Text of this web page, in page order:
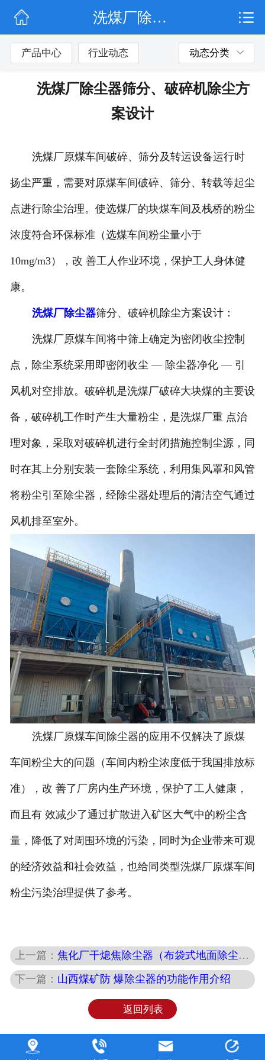
公司简介
洗煤厂除尘器筛分、破碎机除尘方案设计
产品中心 行业动态 动态分类
洗煤厂除尘器筛分、破碎机除尘方
案设计
洗煤厂原煤车间破碎、筛分及转运设备运行时
扬尘严重，需要对原煤车间破碎、筛分、转载等起尘
点进行除尘治理。使选煤厂的块煤车间及栈桥的粉尘
浓度符合环保标准（选煤车间粉尘量小于
10mg/m3），改 善工人作业环境，保护工人身体健
康。
洗煤厂除尘器筛分、破碎机除尘方案设计：
洗煤厂原煤车间将中筛上确定为密闭收尘控制
点，除尘系统采用即密闭收尘 — 除尘器净化 — 引
风机对空排放。破碎机是洗煤厂破碎大块煤的主要设
备，破碎机工作时产生大量粉尘，是洗煤厂重 点治
理对象，采取对破碎机进行全封闭措施控制尘源，同
时在其上分别安装一套除尘系统，利用集风罩和风管
将粉尘引至除尘器，经除尘器处理后的清洁空气通过
风机排至室外。
洗煤厂原煤车间除尘器的应用不仅解决了原煤
车间粉尘大的问题（车间内粉尘浓度低于我国排放标
准），改 善了厂房内生产环境，保护了工人健康，
而且有 效减少了通过扩散进入矿区大气中的粉尘含
量，降低了对周围环境的污染，同时为企业带来可观
的经济效益和社会效益，也给同类型洗煤厂原煤车间
粉尘污染治理提供了参考。
上一篇：焦化厂干熄焦除尘器（布袋式地面除尘站）
下一篇： 山西煤矿防 爆除尘器的功能作用介绍
返回列表